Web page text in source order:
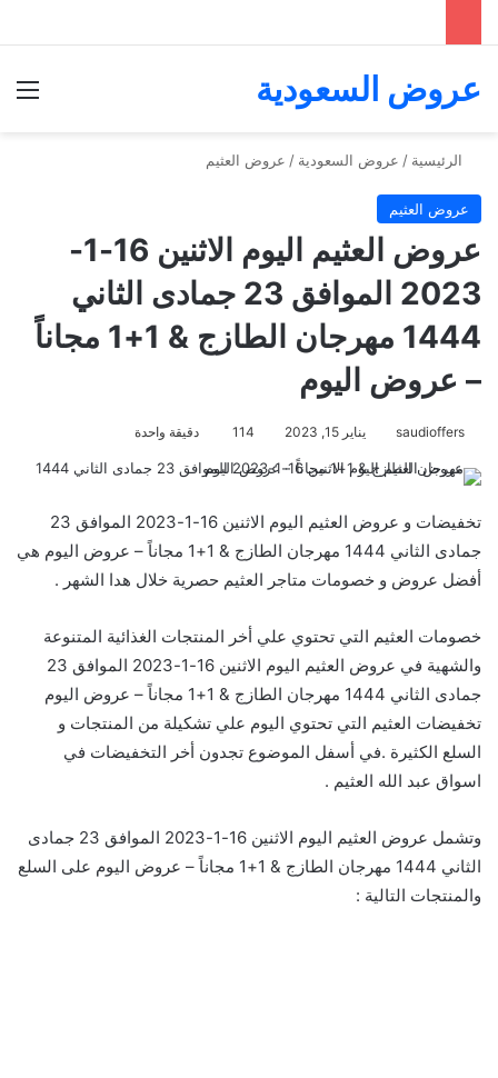
عروض السعودية
الرئيسية / عروض السعودية / عروض العثيم
عروض العثيم
عروض العثيم اليوم الاثنين 16-1-
2023 الموافق 23 جمادى الثاني
1444 مهرجان الطازج & 1+1 مجاناً
– عروض اليوم
saudioffers يناير 15, 2023 114 دقيقة واحدة
تخفيضات و عروض العثيم اليوم الاثنين 16-1-2023 الموافق 23
جمادى الثاني 1444 مهرجان الطازج & 1+1 مجاناً – عروض اليوم هي
أفضل عروض و خصومات متاجر العثيم حصرية خلال هدا الشهر .
خصومات العثيم التي تحتوي علي أخر المنتجات الغذائية المتنوعة
والشهية في عروض العثيم اليوم الاثنين 16-1-2023 الموافق 23
جمادى الثاني 1444 مهرجان الطازج & 1+1 مجاناً – عروض اليوم
تخفيضات العثيم التي تحتوي اليوم علي تشكيلة من المنتجات و
السلع الكثيرة .في أسفل الموضوع تجدون أخر التخفيضات في
اسواق عبد الله العثيم .
وتشمل عروض العثيم اليوم الاثنين 16-1-2023 الموافق 23 جمادى
الثاني 1444 مهرجان الطازج & 1+1 مجاناً – عروض اليوم على السلع
والمنتجات التالية :